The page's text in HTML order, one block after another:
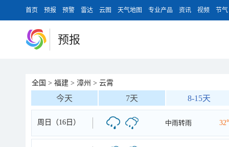
首页 预报 预警 雷达 云图 天气地图 专业产品 资讯 视频 节气
预报
全国 > 福建 > 漳州 > 云霄
今天 7天 8-15天
周日（16日） 中雨转雨